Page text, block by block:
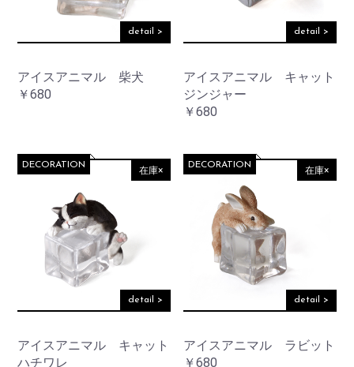
detail >
アイスアニマル 柴犬
￥680
detail >
アイスアニマル キャット
ジンジャー
￥680
在庫×
detail >
アイスアニマル キャット
ハチワレ
DECORATION 在庫×
detail >
アイスアニマル ラビット
DECORATION
￥680